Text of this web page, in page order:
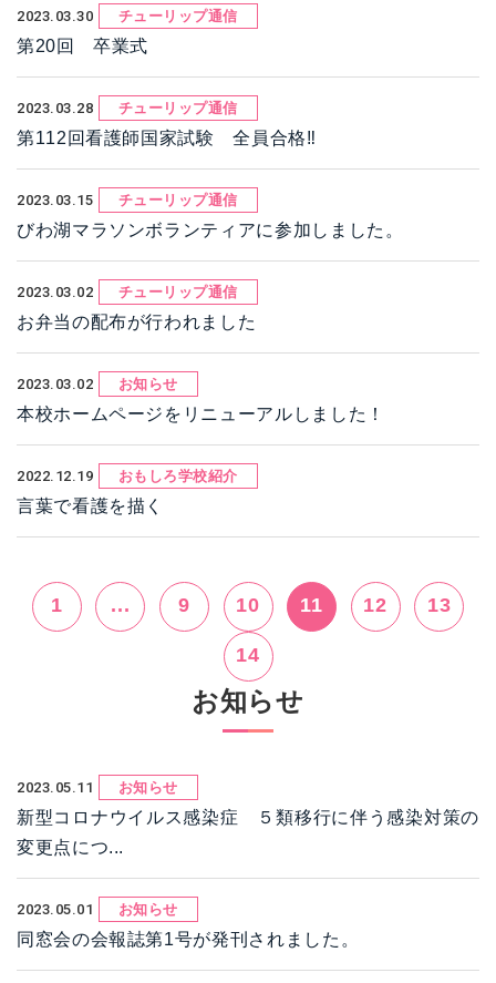
2023.03.30 チューリップ通信
第20回 卒業式
2023.03.28 チューリップ通信
第112回看護師国家試験 全員合格‼
2023.03.15 チューリップ通信
びわ湖マラソンボランティアに参加しました。
2023.03.02 チューリップ通信
お弁当の配布が行われました
2023.03.02 お知らせ
本校ホームページをリニューアルしました！
2022.12.19 おもしろ学校紹介
言葉で看護を描く
1 ... 9 10 11 12 13
14
お知らせ
2023.05.11 お知らせ
新型コロナウイルス感染症 ５類移行に伴う感染対策の
変更点につ...
2023.05.01 お知らせ
同窓会の会報誌第1号が発刊されました。